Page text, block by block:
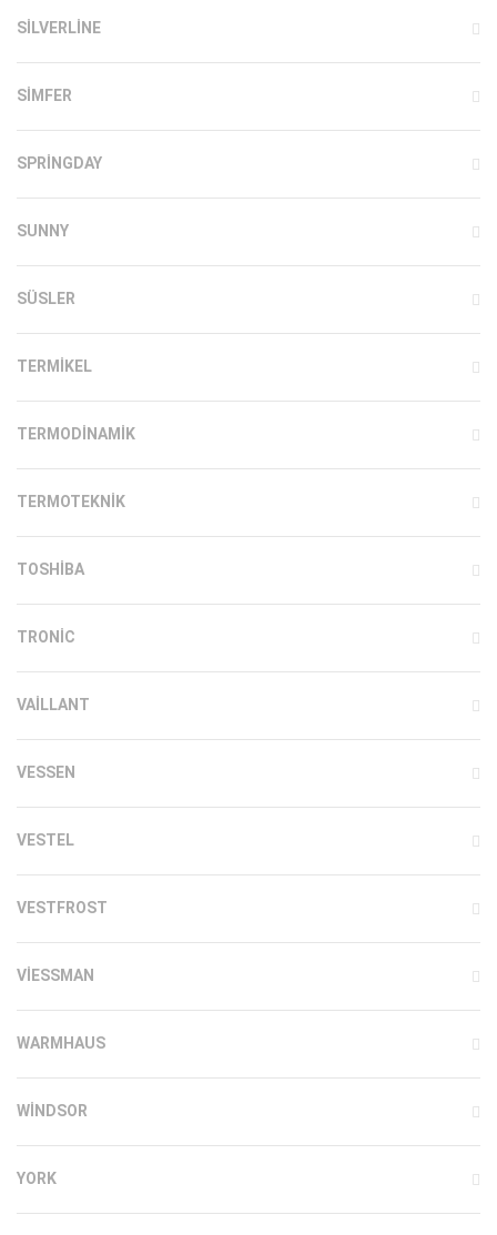
SILVERLINE
SIMFER
SPRINGDAY
SUNNY
SÜSLER
TERMIKEL
TERMODINAMIK
TERMOTEKNIK
TOSHIBA
TRONIC
VAILLANT
VESSEN
VESTEL
VESTFROST
VIESSMAN
WARMHAUS
WINDSOR
YORK